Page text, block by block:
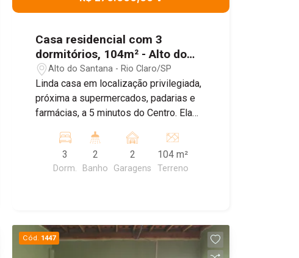
Casa residencial com 3
dormitórios, 104m² - Alto do
Santana, Rio Claro/SP
Alto do Santana - Rio Claro/SP
Linda casa em localização privilegiada,
próxima a supermercados, padarias e
farmácias, a 5 minutos do Centro. Ela
sociais, sendo 1 lavabo, sala, cozinha e
área de serviço. Também dispõe de 2
vagas de garagem e portão eletrônico.
3
Dorm.
2
Banho
2
Garagens
104 m²
Terreno
Cód. 1447